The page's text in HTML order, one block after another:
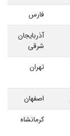
فارس
آذربایجان
شرقی
تهران
اصفهان
کرمانشاه